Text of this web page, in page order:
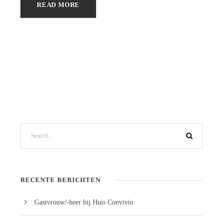
READ MORE
RECENTE BERICHTEN
Gastvrouw/-heer bij Huis Convivio